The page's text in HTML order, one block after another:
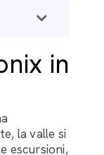
in
la valle si
escursioni,